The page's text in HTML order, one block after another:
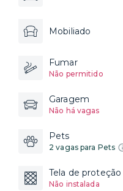
Mobiliado
Fumar
Não permitido
Garagem
Não há vagas
Pets
2 vagas para Pets
Tela de proteção
Não instalada